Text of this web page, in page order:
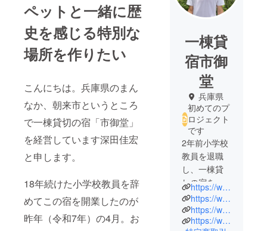
ペットと一緒に歴
史を感じる特別な
場所を作りたい
こんにちは。兵庫県のまん
なか、朝来市というところ
で一棟貸切の宿「市御堂」
を経営しています深田佳宏
と申します。
18年続けた小学校教員を辞
めてこの宿を開業したのが
昨年（令和7年）の4月。お
一棟貸
宿市御
堂
兵庫県
初めてのプ
ロジェクト
です
2年前小学校
教員を退職
し、一棟貸
しの宿をし
ています。
さらに楽し
める宿を目
https://www.instagram.com/ichimido.inn?igsh=MTZ3azkxMmRkaHRmZw%3D%3D&utm_source=qr
https://www.ichimido-inn.com/
https://www.airbnb.jp/rooms/1023016184138075729?viralityEntryPoint=1&s=76
https://www.booking.com/Share-uDB9njd